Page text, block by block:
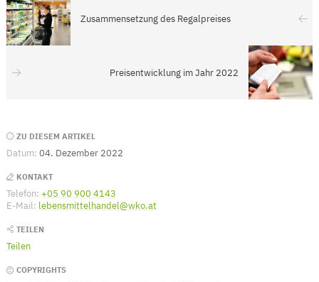
Zusammensetzung des Regalpreises
Preisentwicklung im Jahr 2022
Seitenleiste
ZU DIESEM ARTIKEL
Datum: 04. Dezember 2022
KONTAKT
Telefon: +05 90 900 4143
E-Mail: lebensmittelhandel@wko.at
TEILEN
Teilen
COPYRIGHTS